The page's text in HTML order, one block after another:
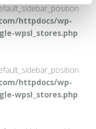
httpdocs/wp-
wpsl_stores.php
httpdocs/wp-
wpsl_stores.php